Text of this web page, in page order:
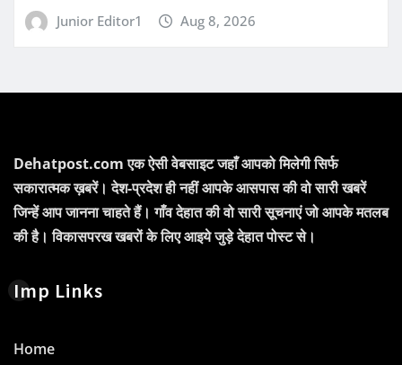
Junior Editor1 Aug 8, 2026
Dehatpost.com एक ऐसी वेबसाइट जहाँ आपको मिलेगी सिर्फ
सकारात्मक ख़बरें। देश-प्रदेश ही नहीं आपके आसपास की वो सारी खबरें
जिन्हें आप जानना चाहते हैं। गाँव देहात की वो सारी सूचनाएं जो आपके मतलब
की है। विकासपरख खबरों के लिए आइये जुड़े देहात पोस्ट से।
Imp Links
Home